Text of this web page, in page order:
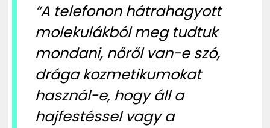
“A telefonon hátrahagyott
molekulákból meg tudtuk
mondani, nőről van-e szó,
drága kozmetikumokat
használ-e, hogy áll a
hajfestéssel vagy a